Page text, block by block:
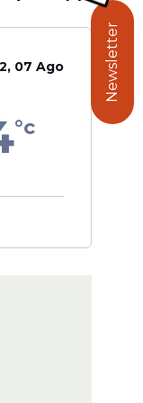
07 Ago
°c
Newsletter